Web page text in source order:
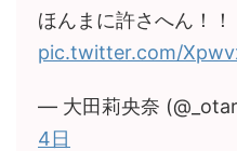
ほんまに許さへん！！
pic.twitter.com/
— 大田莉央奈
4日